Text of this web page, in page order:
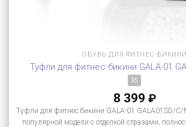
ОБУВЬ ДЛЯ ФИТНЕС-БИКИНИ
Туфли для фитнес бикини GALA-01
35
8 399 ₽
Туфли для фитнес бикини GALA-01 GALA01SD/
популярной модели с отделкой стразами,